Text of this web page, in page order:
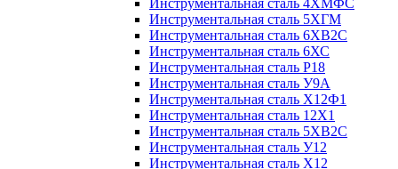
Инструментальная сталь 4ХМФС
Инструментальная сталь 5ХГМ
Инструментальная сталь 6ХВ2С
Инструментальная сталь 6ХС
Инструментальная сталь Р18
Инструментальная сталь У9А
Инструментальная сталь Х12Ф1
Инструментальная сталь 12Х1
Инструментальная сталь 5ХВ2С
Инструментальная сталь У12
Инструментальная сталь Х12